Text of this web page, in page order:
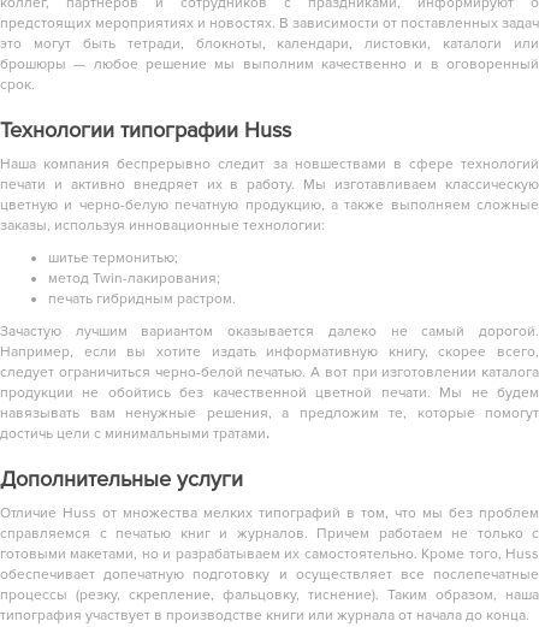
предстоящих мероприятиях и новостях. В зависимости от поставленных задач
это могут быть тетради, блокноты, календари, листовки, каталоги или
брошюры — любое решение мы выполним качественно и в оговоренный
срок.
Технологии типографии Huss
Наша компания беспрерывно следит за новшествами в сфере технологий
печати и активно внедряет их в работу. Мы изготавливаем классическую
цветную и черно-белую печатную продукцию, а также выполняем сложные
заказы, используя инновационные технологии:
шитье термонитью;
метод Twin-лакирования;
печать гибридным растром.
Зачастую лучшим вариантом оказывается далеко не самый дорогой.
Например, если вы хотите издать информативную книгу, скорее всего,
следует ограничиться черно-белой печатью. А вот при изготовлении каталога
продукции не обойтись без качественной цветной печати. Мы не будем
навязывать вам ненужные решения, а предложим те, которые помогут
достичь цели с минимальными тратами.
Дополнительные услуги
Отличие Huss от множества мелких типографий в том, что мы без проблем
справляемся с печатью книг и журналов. Причем работаем не только с
готовыми макетами, но и разрабатываем их самостоятельно. Кроме того, Huss
обеспечивает допечатную подготовку и осуществляет все послепечатные
процессы (резку, скрепление, фальцовку, тиснение). Таким образом, наша
типография участвует в производстве книги или журнала от начала до конца.